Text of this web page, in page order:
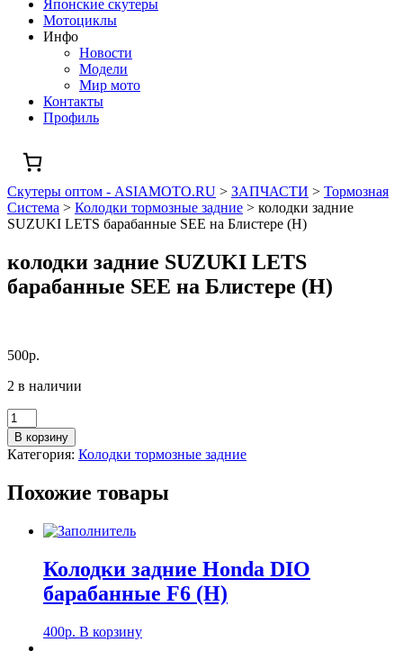
Японские скутеры
Мотоциклы
Инфо
Новости
Модели
Мир мото
Контакты
Профиль
Скутеры оптом - ASIAMOTO.RU > ЗАПЧАСТИ > Тормозная
Система > Колодки тормозные задние > колодки задние
SUZUKI LETS барабанные SEE на Блистере (H)
колодки задние SUZUKI LETS
барабанные SEE на Блистере (H)
500р.
2 в наличии
Количество
товара
колодки
задние
LETS
SEE
Блистере
В корзину
Категория: Колодки тормозные задние
Похожие товары
Колодки задние Honda DIO
барабанные F6 (Н)
400р. В корзину